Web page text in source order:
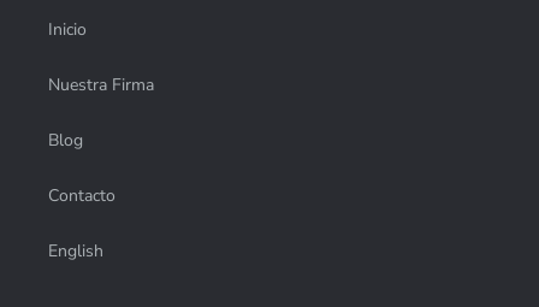
Inicio
Nuestra Firma
Blog
Contacto
English